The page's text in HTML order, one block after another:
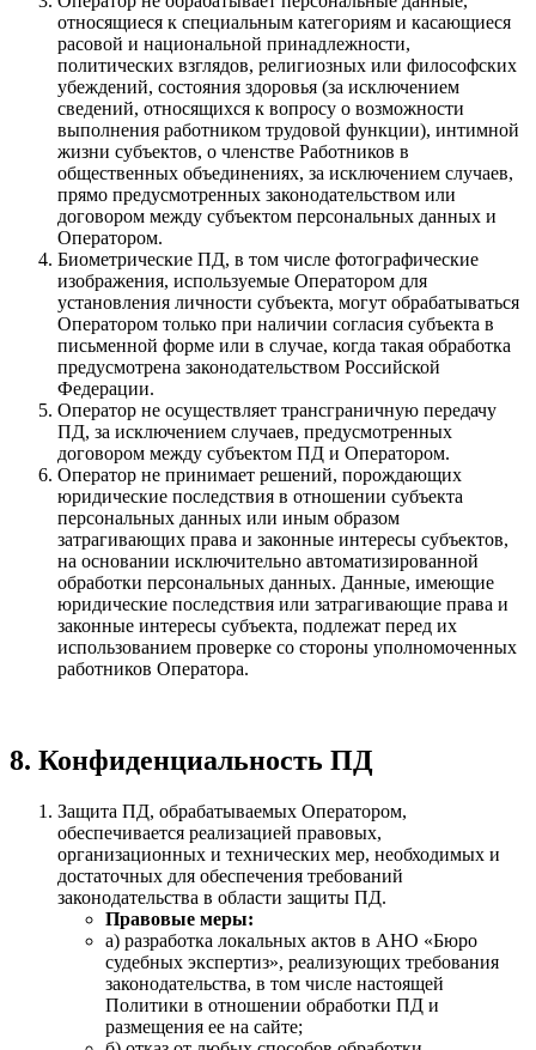
относящиеся к специальным категориям и касающиеся
расовой и национальной принадлежности,
политических взглядов, религиозных или философских
убеждений, состояния здоровья (за исключением
сведений, относящихся к вопросу о возможности
выполнения работником трудовой функции), интимной
жизни субъектов, о членстве Работников в
общественных объединениях, за исключением случаев,
прямо предусмотренных законодательством или
договором между субъектом персональных данных и
Оператором.
Биометрические ПД, в том числе фотографические
изображения, используемые Оператором для
установления личности субъекта, могут обрабатываться
Оператором только при наличии согласия субъекта в
письменной форме или в случае, когда такая обработка
предусмотрена законодательством Российской
Федерации.
Оператор не осуществляет трансграничную передачу
ПД, за исключением случаев, предусмотренных
договором между субъектом ПД и Оператором.
Оператор не принимает решений, порождающих
юридические последствия в отношении субъекта
персональных данных или иным образом
затрагивающих права и законные интересы субъектов,
на основании исключительно автоматизированной
обработки персональных данных. Данные, имеющие
юридические последствия или затрагивающие права и
законные интересы субъекта, подлежат перед их
использованием проверке со стороны уполномоченных
работников Оператора.
8. Конфиденциальность ПД
Защита ПД, обрабатываемых Оператором,
обеспечивается реализацией правовых,
организационных и технических мер, необходимых и
достаточных для обеспечения требований
законодательства в области защиты ПД.
Правовые меры:
а) разработка локальных актов в АНО «Бюро
судебных экспертиз», реализующих требования
законодательства, в том числе настоящей
Политики в отношении обработки ПД и
размещения ее на сайте;